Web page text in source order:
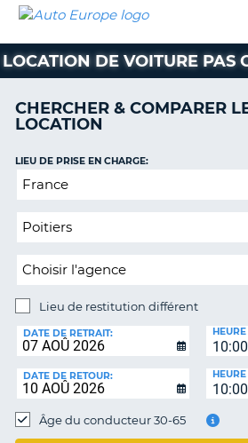
LOCATION
VOITURE
CAMPING-
CAR
AUTO
EUROPE
LOCATION
VOITURE
CAMPING-
CAR
PARTENAIRES
SUPPORT
CLIENT
COMPTE
MA
LOCATION DE VOITURE PAS
CHERCHER & COMPARER
LOCATION
Lieu
restitution
LIEU DE PRISE EN CHARGE:
Lieu de restitution différent
DE
RESTITUTION:
DATE DE RETRAIT:
10:00
DATE DE RETOUR:
10:00
Âge du conducteur 30-65